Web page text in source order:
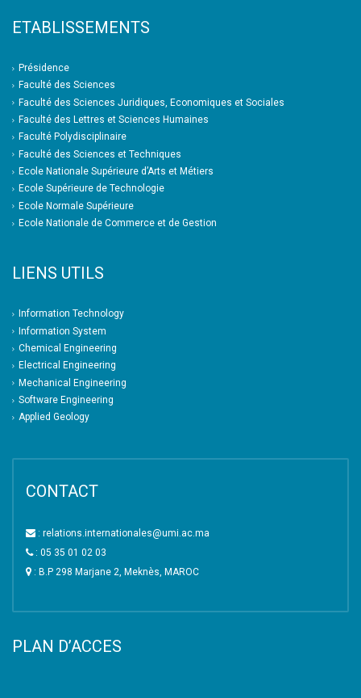
ETABLISSEMENTS
Présidence
Faculté des Sciences
Faculté des Sciences Juridiques, Economiques et Sociales
Faculté des Lettres et Sciences Humaines
Faculté Polydisciplinaire
Faculté des Sciences et Techniques
Ecole Nationale Supérieure d’Arts et Métiers
Ecole Supérieure de Technologie
Ecole Normale Supérieure
Ecole Nationale de Commerce et de Gestion
LIENS UTILS
Information Technology
Information System
Chemical Engineering
Electrical Engineering
Mechanical Engineering
Software Engineering
Applied Geology
CONTACT
: relations.internationales@umi.ac.ma
: 05 35 01 02 03
: B.P 298 Marjane 2, Meknès, MAROC
PLAN D’ACCES